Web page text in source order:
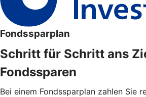
Fondssparplan
Schritt für Schritt ans
Fondssparen
Bei einem Fondssparplan zahlen Sie